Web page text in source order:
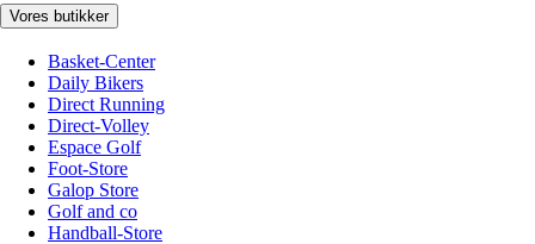
Vores butikker
Basket-Center
Daily Bikers
Direct Running
Direct-Volley
Espace Golf
Foot-Store
Galop Store
Golf and co
Handball-Store